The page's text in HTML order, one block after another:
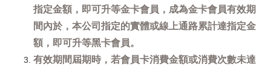
指定金額，即可升等金卡會員，成為金卡會員有效期
間內於，本公司指定的實體或線上通路累計達指定金
額，即可升等黑卡會員。
有效期間屆期時，若會員卡消費金額或消費次數未達